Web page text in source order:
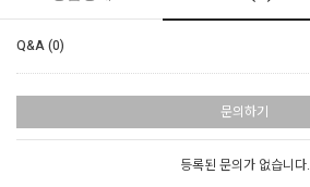
Q&A (0)
문의하기
등록된 문의가 없습니다.